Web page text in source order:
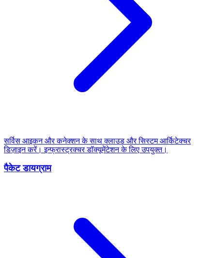
सर्विस आइकन और कनेक्शन के साथ क्लाउड और सिस्टम आर्किटेक्चर
डिज़ाइन करें। इन्फ्रास्ट्रक्चर डॉक्यूमेंटेशन के लिए उपयुक्त।
पैकेट डायग्राम